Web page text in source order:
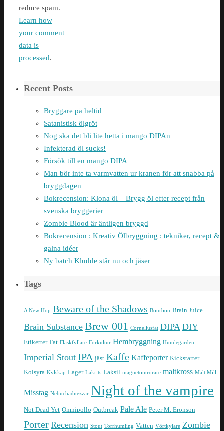
reduce spam.
Learn how
your comment
data is
processed.
Recent Posts
Bryggare på heltid
Satanistisk ölgröt
Nog ska det bli lite hetta i mango DIPAn
Infekterad öl sucks!
Försök till en mango DIPA
Man bör inte ta varmvatten ur kranen för att snabba på
bryggdagen
Bokrecension: Klona öl – Brygg öl efter recept från
svenska bryggerier
Zombie Blood är äntligen bryggd
Bokrecension : Kreativ Ölbryggning : tekniker, recept &
galna idéer
Ny batch Kludde står nu och jäser
Tags
A New Hop Beware of the Shadows Bourbon Brain Juice
Brain Substance Brew 001 Corneliusfat DIPA DIY
Etiketter Fat Flaskfyllare Förkultur Hembryggning Humlegården
Imperial Stout IPA jäst Kaffe Kaffeporter Kickstarter
Kolsyra Kylskåp Lager Lakrits Laksil magnetomrörare maltkross Malt Mill
Misstag Nebuchadnezzar Night of the vampire
Not Dead Yet Omnipollo Outbreak Pale Ale Peter M. Eronson
Porter Recension Stout Torrhumling Vatten Vörtkylare Zombie